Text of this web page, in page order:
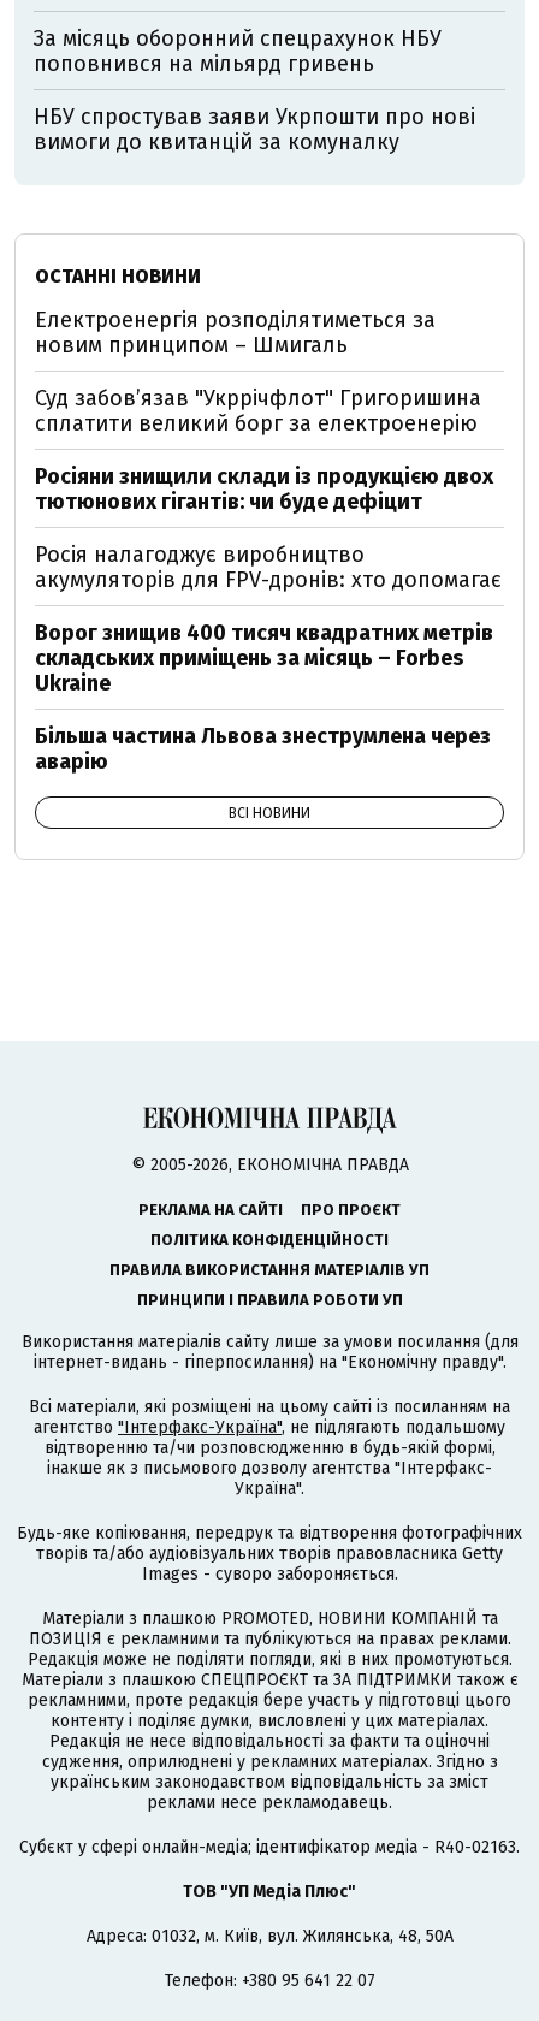
За місяць оборонний спецрахунок НБУ
поповнився на мільярд гривень
НБУ спростував заяви Укрпошти про нові
вимоги до квитанцій за комуналку
ОСТАННІ НОВИНИ
Електроенергія розподілятиметься за
новим принципом – Шмигаль
Суд забов’язав "Укррічфлот" Григоришина
сплатити великий борг за електроенерію
Росіяни знищили склади із продукцією двох
тютюнових гігантів: чи буде дефіцит
Росія налагоджує виробництво
акумуляторів для FPV-дронів: хто допомагає
Ворог знищив 400 тисяч квадратних метрів
складських приміщень за місяць – Forbes
Ukraine
Більша частина Львова знеструмлена через
аварію
ВСІ НОВИНИ
© 2005-2026, ЕКОНОМІЧНА ПРАВДА
РЕКЛАМА НА САЙТІ
ПРО ПРОЄКТ
ПОЛІТИКА КОНФІДЕНЦІЙНОСТІ
ПРАВИЛА ВИКОРИСТАННЯ МАТЕРІАЛІВ УП
ПРИНЦИПИ І ПРАВИЛА РОБОТИ УП
Використання матеріалів сайту лише за умови посилання (для
інтернет-видань - гіперпосилання) на "Економічну правду".
Всі матеріали, які розміщені на цьому сайті із посиланням на
агентство "Інтерфакс-Україна", не підлягають подальшому
відтворенню та/чи розповсюдженню в будь-якій формі,
інакше як з письмового дозволу агентства "Інтерфакс-
Україна".
Будь-яке копіювання, передрук та відтворення фотографічних
творів та/або аудіовізуальних творів правовласника Getty
Images - суворо забороняється.
Матеріали з плашкою PROMOTED, НОВИНИ КОМПАНІЙ та
ПОЗИЦІЯ є рекламними та публікуються на правах реклами.
Редакція може не поділяти погляди, які в них промотуються.
Матеріали з плашкою СПЕЦПРОЄКТ та ЗА ПІДТРИМКИ також є
рекламними, проте редакція бере участь у підготовці цього
контенту і поділяє думки, висловлені у цих матеріалах.
Редакція не несе відповідальності за факти та оціночні
судження, оприлюднені у рекламних матеріалах. Згідно з
українським законодавством відповідальність за зміст
реклами несе рекламодавець.
Cубєкт у сфері онлайн-медіа; ідентифікатор медіа - R40-02163.
ТОВ "УП Медіа Плюс"
Адреса: 01032, м. Київ, вул. Жилянська, 48, 50А
Телефон: +380 95 641 22 07